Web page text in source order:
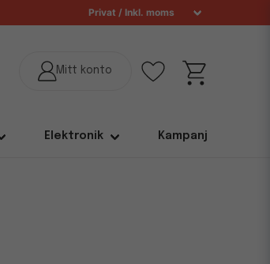
Elektronik Kampanj